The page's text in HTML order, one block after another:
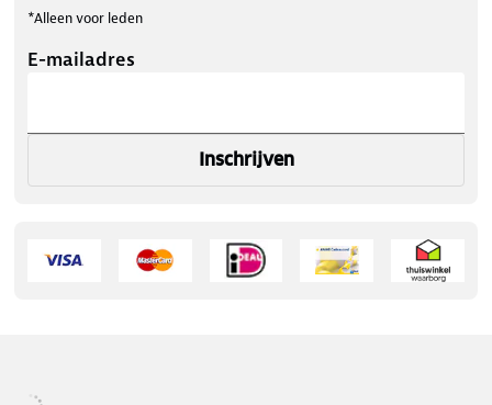
*Alleen voor leden
E-mailadres
Inschrijven